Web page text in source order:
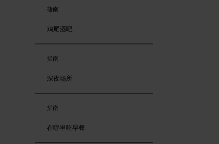
指南
鸡尾酒吧
指南
深夜场所
指南
在哪里吃早餐